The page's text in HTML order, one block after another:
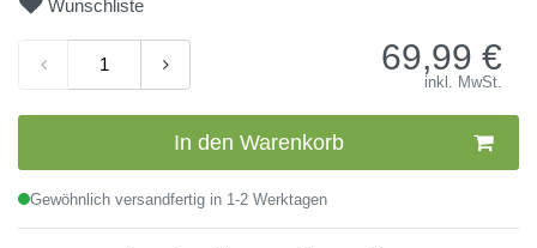
Wunschliste
69,99 €
inkl. MwSt.
In den Warenkorb
Gewöhnlich versandfertig in 1-2 Werktagen